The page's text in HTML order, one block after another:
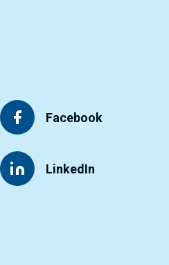
Facebook
LinkedIn